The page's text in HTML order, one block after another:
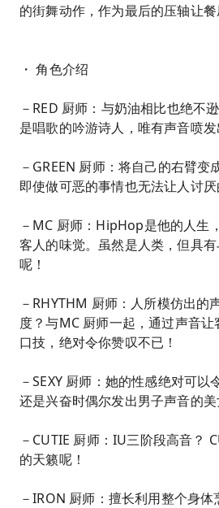
的街舞动作，作为最后的压轴让餐
・ 角色介绍
－RED 厨师：与奶油相比也绝不
是唱歌的吟游诗人，唯有声音喷发
－GREEN 厨师：将自己的右臂
即使做可恶的事情也无法让人讨厌
－MC 厨师：HipHop是他的人生
客人的味觉。虽然是人类，但具
呢！
－RHYTHM 厨师：人所模仿出的
度？与MC 厨师一起，通过声音
口技，绝对令你赞叹不已！
－SEXY 厨师：她的性感绝对可
还是兴奋时偶尔发出男子声音的美
－CUTIE 厨师：IU三阶段高音？
的天籁呢！
－IRON 厨师：擅长利用整个身